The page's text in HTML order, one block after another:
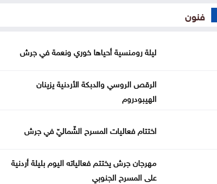
فنون
ليلة رومنسية أحياها خوري ونعمة في جرش
الرقص الروسي والدبكة الأردنية يزينان
الهيبودروم
اختتام فعاليات المسرح الشّماليّ في جرش
مهرجان جرش يختتم فعالياته اليوم بليلة أردنية
على المسرح الجنوبي